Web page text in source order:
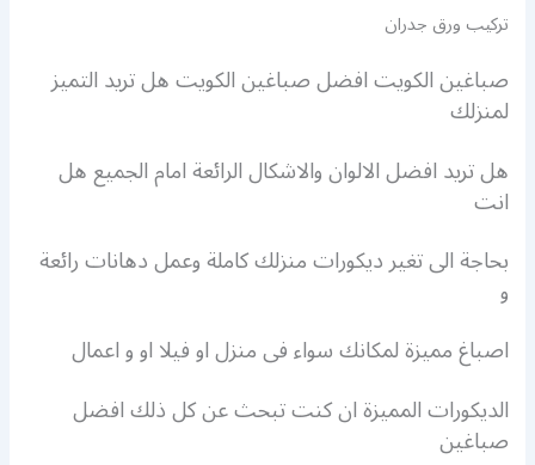
تركيب ورق جدران
صباغين الكويت افضل صباغين الكويت هل تريد التميز
لمنزلك
هل تريد افضل الالوان والاشكال الرائعة امام الجميع هل
انت
بحاجة الى تغير ديكورات منزلك كاملة وعمل دهانات رائعة
و
اصباغ مميزة لمكانك سواء فى منزل او فيلا او و اعمال
الديكورات المميزة ان كنت تبحث عن كل ذلك افضل
صباغين